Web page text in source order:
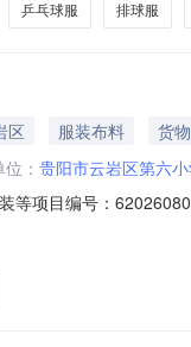
乒乓球服 排球服
区 服装布料
货物
： 贵阳市云岩区第六
等项目编号：
;次要参数要求:45件